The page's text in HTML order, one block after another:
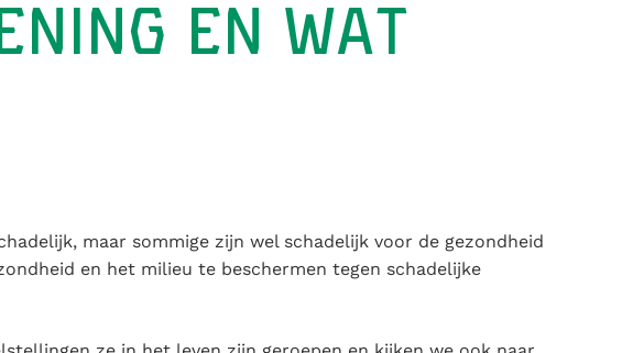
EN WAT
maar sommige zijn wel schadelijk voor de gezondheid
en het milieu te beschermen tegen schadelijke